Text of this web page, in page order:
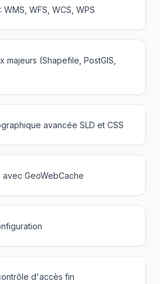
WMS, WFS, WCS, WPS
majeurs (Shapefile, PostGIS,
avancée SLD et CSS
GeoWebCache
d'accès fin